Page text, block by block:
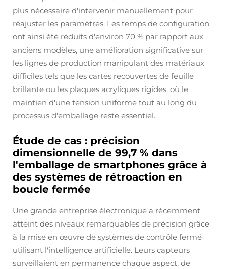
plus nécessaire d'intervenir manuellement pour
réajuster les paramètres. Les temps de configuration
ont ainsi été réduits d'environ 70 % par rapport aux
anciens modèles, une amélioration significative sur
les lignes de production manipulant des matériaux
difficiles tels que les cartes recouvertes de feuille
brillante ou les plaques acryliques rigides, où le
maintien d'une tension uniforme tout au long du
processus d'emballage reste essentiel.
Étude de cas : précision
dimensionnelle de 99,7 % dans
l'emballage de smartphones grâce à
des systèmes de rétroaction en
boucle fermée
Une grande entreprise électronique a récemment
atteint des niveaux remarquables de précision grâce
à la mise en œuvre de systèmes de contrôle fermé
utilisant l'intelligence artificielle. Leurs capteurs
surveillaient en permanence chaque aspect, de